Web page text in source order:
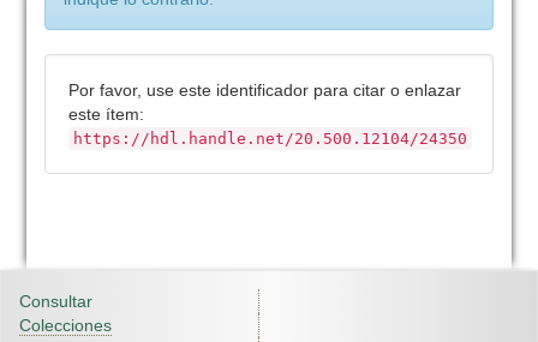
Por favor, use este identificador para citar o enlazar
este ítem:
https://hdl.handle.net/20.500.12104/24350
Consultar
Colecciones